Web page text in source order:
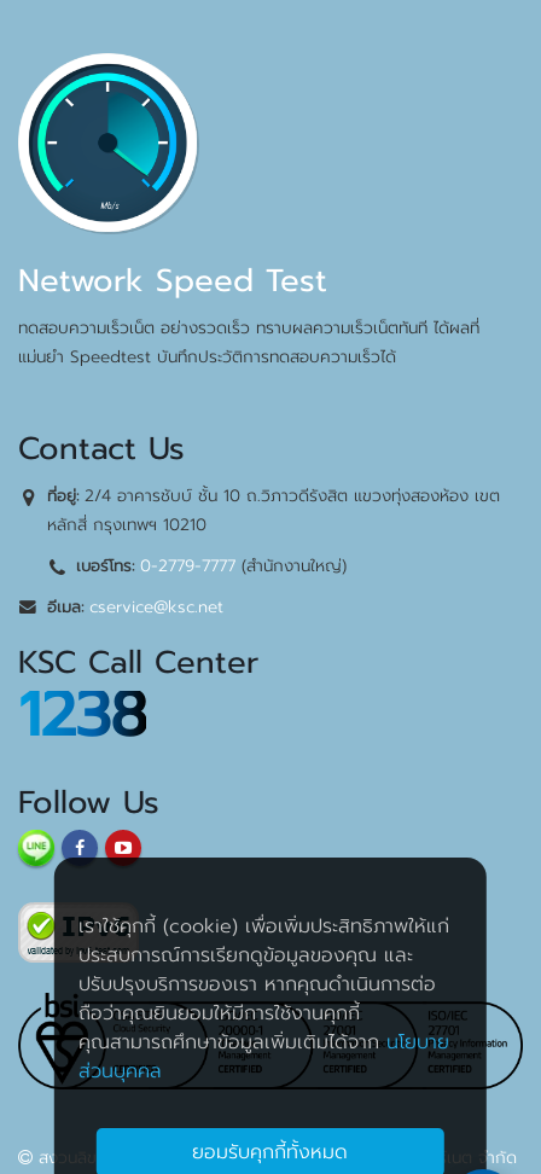
Network Speed Test
ทดสอบความเร็วเน็ต อย่างรวดเร็ว ทราบผลความเร็วเน็ตทันที ได้ผลที่
แม่นยำ Speedtest บันทึกประวัติการทดสอบความเร็วได้
Contact Us
ที่อยู่:2/4 อาคารชับบ์ ชั้น 10 ถ.วิภาวดีรังสิต แขวงทุ่งสองห้อง เขต
หลักสี่ กรุงเทพฯ 10210
เบอร์โทร: 0-2779-7777 (สำนักงานใหญ่)
อีเมล: cservice@ksc.net
KSC Call Center
1238
Follow Us
สงวนลิขสิทธิ์ 2563 บริษัท เค เอส ซี คอมเมอร์เชียล อินเตอร์เนต จำกัด
เราใช้คุกกี้ (cookie) เพื่อเพิ่มประสิทธิภาพให้แก่
ประสบการณ์การเรียกดูข้อมูลของคุณ และ
ปรับปรุงบริการของเรา หากคุณดำเนินการต่อ
ถือว่าคุณยินยอมให้มีการใช้งานคุกกี้
คุณสามารถศึกษาข้อมูลเพิ่มเติมได้จากนโยบาย
ส่วนบุคคล
ยอมรับคุกกี้ทั้งหมด